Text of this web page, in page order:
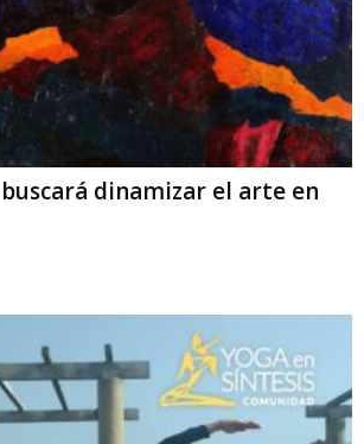
dinamizar el arte en